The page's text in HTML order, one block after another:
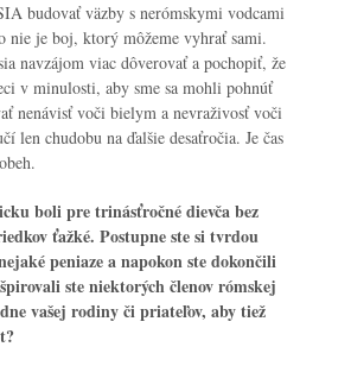
budovať väzby s nerómskymi vodcami
nie je boj, ktorý môžeme vyhrať sami.
navzájom viac dôverovať a pochopiť, že
v minulosti, aby sme sa mohli pohnúť
nenávisť voči bielym a nevraživosť voči
len chudobu na ďalšie desaťročia. Je čas
boli pre trinásťročné dievča bez
ťažké. Postupne ste si tvrdou
peniaze a napokon ste dokončili
ste niektorých členov rómskej
vašej rodiny či priateľov, aby tiež